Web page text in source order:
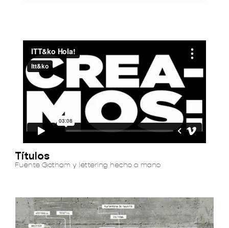
Títulos
Fuente Gotham y lettering hecho a mano